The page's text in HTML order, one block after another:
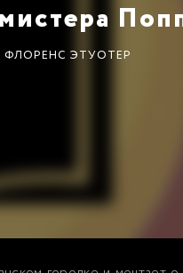
ФЛОРЕНС ЭТУОТЕР